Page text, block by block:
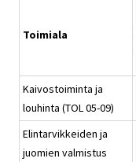
Toimiala
Kaivostoiminta ja
louhinta (TOL 05-09)
Elintarvikkeiden ja
juomien valmistus